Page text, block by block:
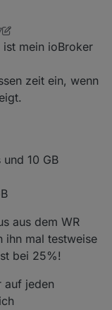
ist mein ioBroker
zeit ein, wenn
10 GB
aus dem WR
ihn mal testweise
bei 25%!
auf jeden